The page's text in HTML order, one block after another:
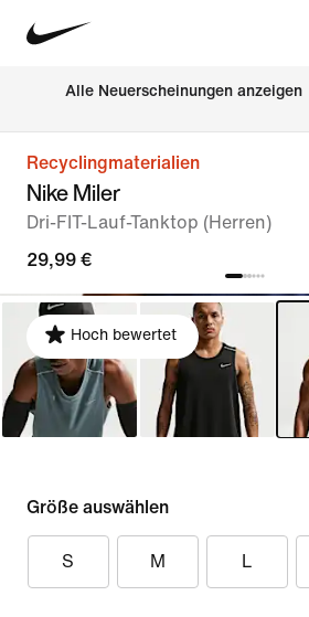
Alle Neuerscheinungen anzeigen
Recyclingmaterialien
Nike Miler
Dri-FIT-Lauf-Tanktop (Herren)
29,99 €
Hoch bewertet
Größe auswählen
S M L